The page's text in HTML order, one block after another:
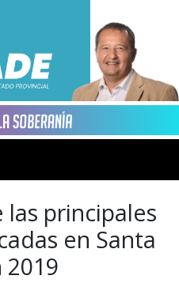
las principales
en Santa
2019